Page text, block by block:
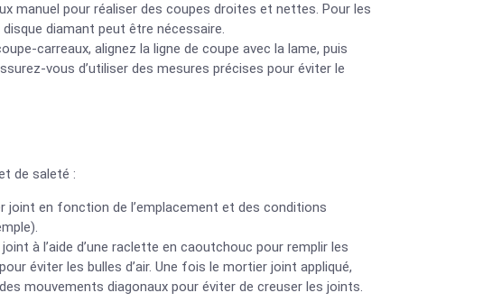
manuel pour réaliser des coupes droites et nettes. Pour les
diamant peut être nécessaire.
carreaux, alignez la ligne de coupe avec la lame, puis
vous d’utiliser des mesures précises pour éviter le
de saleté :
joint en fonction de l’emplacement et des conditions
à l’aide d’une raclette en caoutchouc pour remplir les
éviter les bulles d’air. Une fois le mortier joint appliqué,
mouvements diagonaux pour éviter de creuser les joints.